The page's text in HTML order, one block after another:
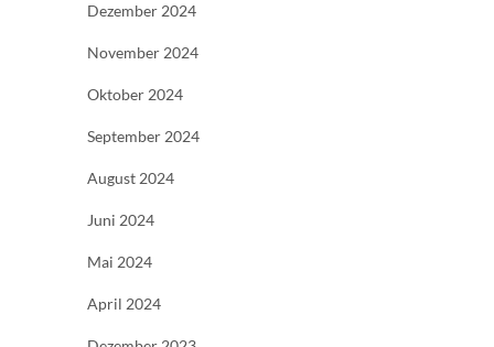
Dezember 2024
November 2024
Oktober 2024
September 2024
August 2024
Juni 2024
Mai 2024
April 2024